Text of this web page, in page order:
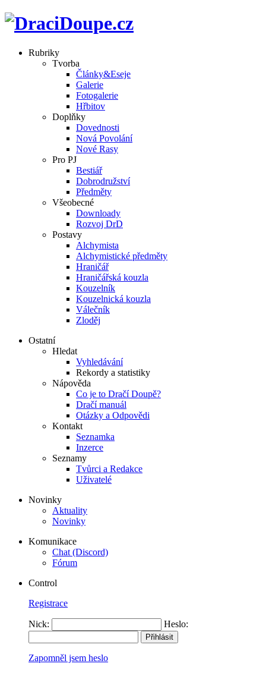
Rubriky
Tvorba
Články&Eseje
Galerie
Fotogalerie
Hřbitov
Doplňky
Dovednosti
Nová Povolání
Nové Rasy
Pro PJ
Bestiář
Dobrodružství
Předměty
Všeobecné
Downloady
Rozvoj DrD
Postavy
Alchymista
Alchymistické předměty
Hraničář
Hraničářská kouzla
Kouzelník
Kouzelnická kouzla
Válečník
Zloděj
Ostatní
Hledat
Vyhledávání
Rekordy a statistiky
Nápověda
Co je to Dračí Doupě?
Dračí manuál
Otázky a Odpovědi
Kontakt
Seznamka
Inzerce
Seznamy
Tvůrci a Redakce
Uživatelé
Novinky
Aktuality
Novinky
Komunikace
Chat (Discord)
Fórum
Control
Registrace
Nick: Heslo:
Zapomněl jsem heslo